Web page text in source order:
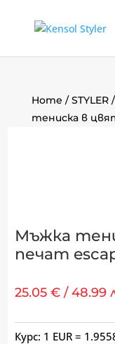
Home /STYLER/
тениска в
Мъжка
печат
25.05€ / 48.99
Курс: 1 EUR =